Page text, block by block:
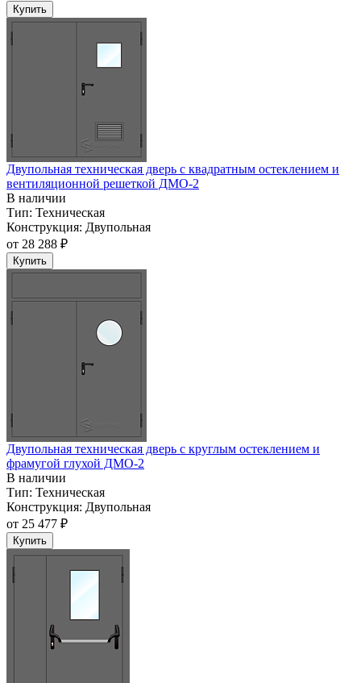
Купить
Двупольная техническая дверь c квадратным остеклением и
вентиляционной решеткой ДМО-2
В наличии
Тип: Техническая
Конструкция: Двупольная
от 28 288 ₽
Купить
Двупольная техническая дверь c круглым остеклением и
фрамугой глухой ДМО-2
В наличии
Тип: Техническая
Конструкция: Двупольная
от 25 477 ₽
Купить